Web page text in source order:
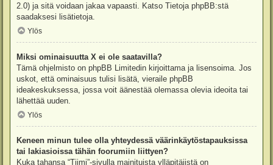
2.0) ja sitä voidaan jakaa vapaasti. Katso Tietoja phpBB:stä
saadaksesi lisätietoja.
Ylös
Miksi ominaisuutta X ei ole saatavilla?
Tämä ohjelmisto on phpBB Limitedin kirjoittama ja lisensoima. Jos
uskot, että ominaisuus tulisi lisätä, vieraile phpBB
ideakeskuksessa , jossa voit äänestää olemassa olevia ideoita tai
lähettää uuden.
Ylös
Keneen minun tulee olla yhteydessä väärinkäytöstapauksissa
tai lakiasioissa tähän foorumiin liittyen?
Kuka tahansa “Tiimi”-sivulla mainituista ylläpitäjistä on